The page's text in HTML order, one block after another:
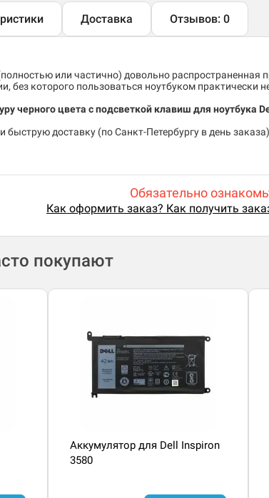
Доставка Отзывов: 0
или частично) довольно
без которого пользоваться ноутбуком практически
черного цвета с подсветкой клавиш для ноутбука
быструю доставку (по Санкт-Петербургу в день
Обязательно
Как оформить заказ? Как получить
покупают
Аккумулятор для Dell Inspiron
3580